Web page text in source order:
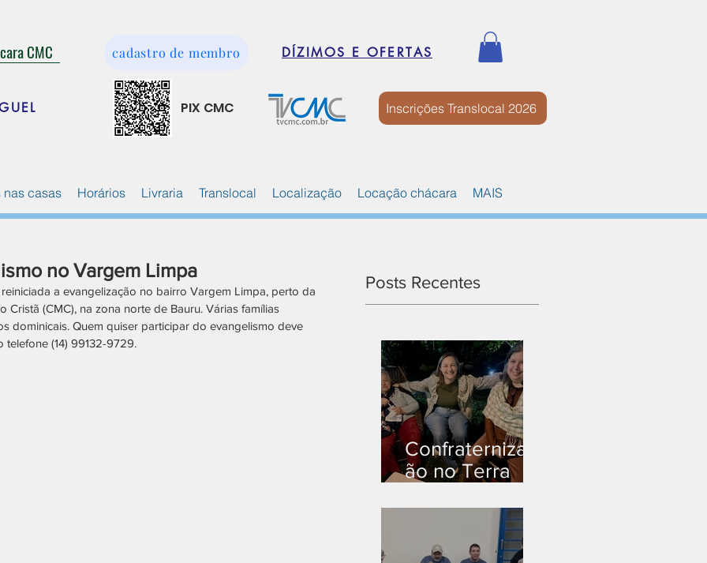
CMC cadastro de membro DÍZIMOS E OFERTAS
PIX CMC Inscrições Translocal 2026
nas casas Horários Livraria Translocal Localização Locação chácara MAIS
no Vargem Limpa
a evangelização no bairro Vargem Limpa, perto da
Cristã (CMC), na zona norte de Bauru. Várias famílias
dominicais. Quem quiser participar do evangelismo deve
(14) 99132-9729.
Posts Recentes
Confraternizaç
ão no Terra